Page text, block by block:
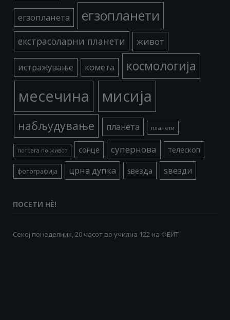
егзопланета егзопланети
екстрасоларни планети живот
истражување комета космологија
месечина мисија
набљудување планета планети
потрага по живот сонце супернова телескоп
фотографија црна дупка ѕвезда ѕвезди
ПОСЕТИ НÈ!
Секој понеделник, 20 часот во училна 122 на ФЕИТ